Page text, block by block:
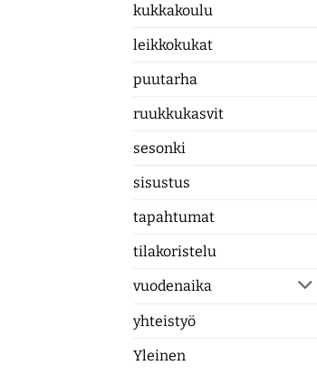
kukkakoulu
leikkokukat
puutarha
ruukkukasvit
sesonki
sisustus
tapahtumat
tilakoristelu
vuodenaika
yhteistyö
Yleinen